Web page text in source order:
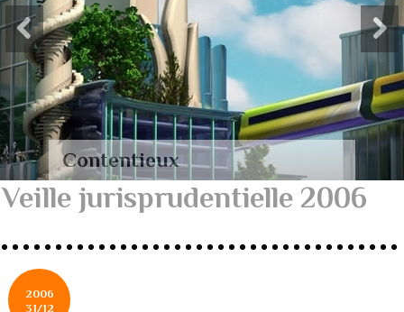
Contentieux
Veille jurisprudentielle 2006
2006
31/12